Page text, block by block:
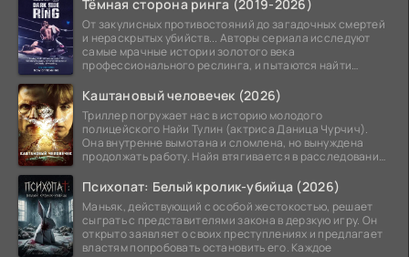
Тёмная сторона ринга (2019-2026)
От закулисных противостояний до загадочных смертей
и нераскрытых убийств... Авторы сериала исследуют
самые мрачные истории золотого века
профессионального реслинга, и пытаются найти
Каштановый человечек (2026)
Триллер погружает нас в историю молодого
полицейского Найи Тулин (актриса Даница Чурчич).
Она внутренне вымотана и сломлена, но вынуждена
продолжать работу. Найя втягивается в расследование
Психопат: Белый кролик-убийца (2026)
Маньяк, действующий с особой жестокостью, решает
сыграть с представителями закона в дерзкую игру. Он
открыто заявляет о своих преступлениях и предлагает
властям попробовать остановить его. Каждое